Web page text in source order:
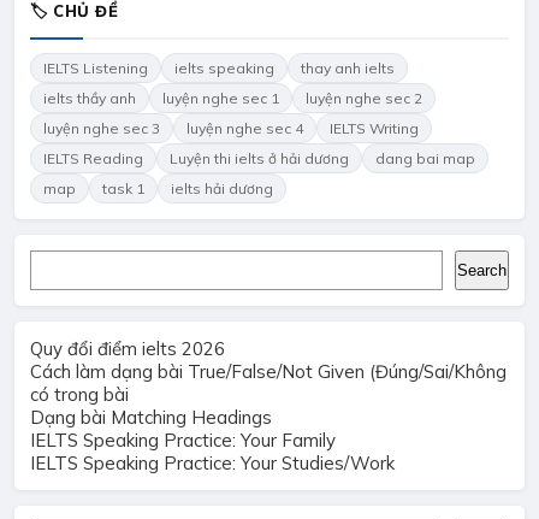
🏷 CHỦ ĐỀ
IELTS Listening ielts speaking
thay anh ielts
ielts thầy anh
luyện nghe sec 1
luyện nghe sec 2
luyện nghe sec 3
luyện nghe sec 4
IELTS Writing
IELTS Reading
Luyện thi ielts ở hải dương
dang bai map
map
task 1 ielts hải dương
Search
Quy đổi điểm ielts 2026
Cách làm dạng bài True/False/Not Given (Đúng/Sai/Không
có trong bài
Dạng bài Matching Headings
IELTS Speaking Practice: Your Family
IELTS Speaking Practice: Your Studies/Work